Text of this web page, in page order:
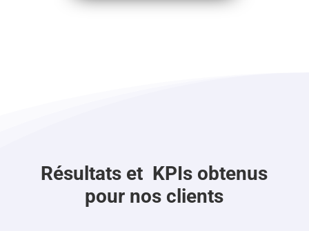
Résultats et KPIs obtenus
pour nos clients